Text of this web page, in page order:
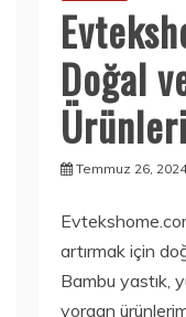
Doğal
Ürünleri
Temmuz 26, 2024
artırmak için
Bambu yastık,
yorgan